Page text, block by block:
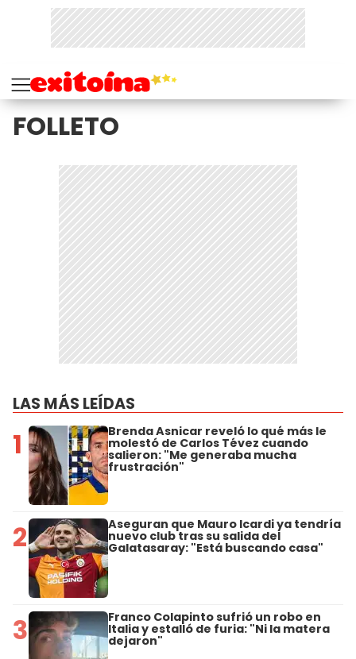
FOLLETO
LAS MÁS LEÍDAS
1 Brenda Asnicar reveló lo qué más le
molestó de Carlos Tévez cuando
salieron: "Me generaba mucha
frustración"
2 Aseguran que Mauro Icardi ya tendría
nuevo club tras su salida del
Galatasaray: "Está buscando casa"
3 Franco Colapinto sufrió un robo en
Italia y estalló de furia: "Ni la matera
dejaron"